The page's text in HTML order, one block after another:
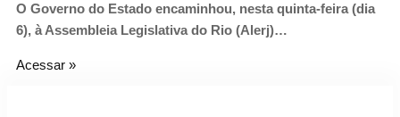
O Governo do Estado encaminhou, nesta quinta-feira (dia
6), à Assembleia Legislativa do Rio (Alerj)…
Acessar »